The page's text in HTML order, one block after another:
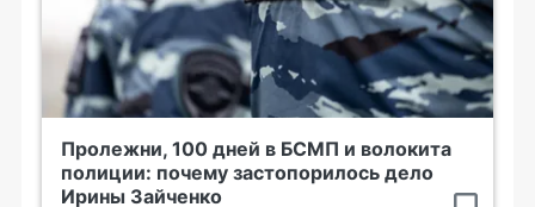
Пролежни, 100 дней в БСМП и волокита
полиции: почему застопорилось дело
Ирины Зайченко